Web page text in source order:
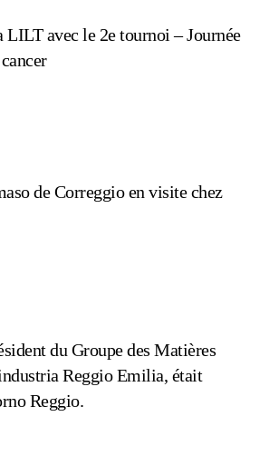
avec le 2e tournoi – Journée
de Correggio en visite chez
du Groupe des Matières
Reggio Emilia, était
Reggio.